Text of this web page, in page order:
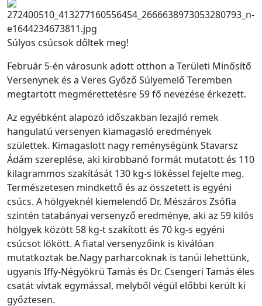
Súlyos csúcsok dőltek meg!
Február 5-én városunk adott otthon a Területi Minősítő
Versenynek és a Veres Győző Súlyemelő Teremben
megtartott megmérettetésre 59 fő nevezése érkezett.
Az egyébként alapozó időszakban lezajló remek
hangulatú versenyen kiamagasló eredmények
születtek. Kimagaslott nagy reménységünk Stavarsz
Ádám szereplése, aki kirobbanó formát mutatott és 110
kilagrammos szakítását 130 kg-s lökéssel fejelte meg.
Természetesen mindkettő és az összetett is egyéni
csúcs. A hölgyeknél kiemelendő Dr. Mészáros Zsófia
szintén tatabányai versenyző eredménye, aki az 59 kilós
hölgyek között 58 kg-t szakított és 70 kg-s egyéni
csúcsot lökött. A fiatal versenyzőink is kiválóan
mutatkoztak be.Nagy parharcoknak is tanúi lehettünk,
ugyanis Iffy-Négyökrü Tamás és Dr. Csengeri Tamás éles
csatát vívtak egymással, melyből végül előbbi került ki
győztesen.